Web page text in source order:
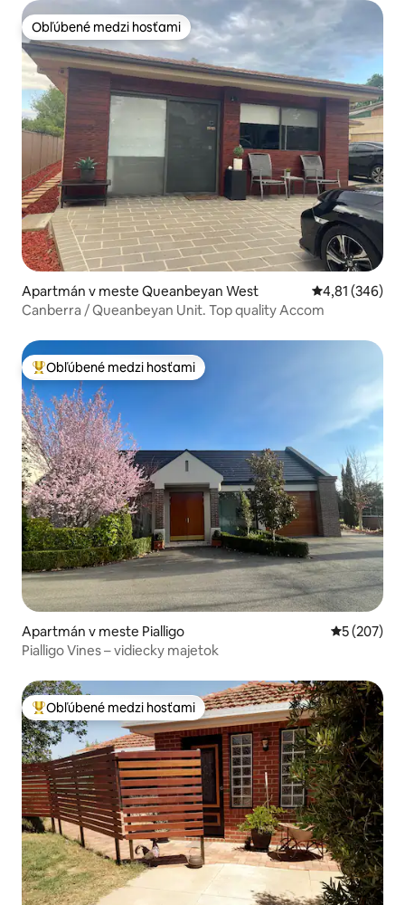
Obľúbené medzi hosťami
Obľúbené medzi hosťami
Apartmán v meste Queanbeyan West Priemerné
4,81 (346)
Canberra / Queanbeyan Unit. Top quality Accom
Najobľúbenejšie medzi hosťami
Obľúbené medzi hosťami
Apartmán v meste Pialligo Priemerné
5 (207)
Pialligo Vines – vidiecky majetok
Najobľúbenejšie medzi hosťami
Obľúbené medzi hosťami